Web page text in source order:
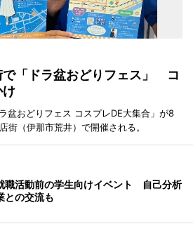
で「ドラ盆おどりフェス」 コ
け
盆おどりフェス コスプレDE大集合」が8
街（伊那市荒井）で開催される。
職活動前の学生向けイベント 自己分析
との交流も